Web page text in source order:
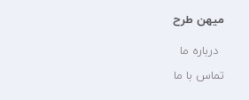
میهن طرح
درباره ما
تماس با ما